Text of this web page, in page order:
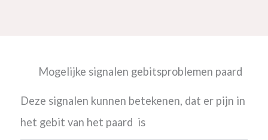
Mogelijke signalen gebitsproblemen paard
Deze signalen kunnen betekenen, dat er pijn in
het gebit van het paard is